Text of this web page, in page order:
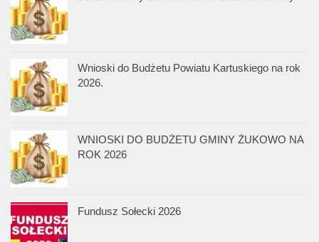
Wnioski do Budżetu Powiatu Kartuskiego na rok
2026.
WNIOSKI DO BUDŻETU GMINY ŻUKOWO NA
ROK 2026
Fundusz Sołecki 2026